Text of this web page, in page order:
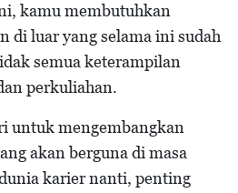
kamu membutuhkan
di luar yang selama ini sudah
semua keterampilan
perkuliahan.
untuk mengembangkan
akan berguna di masa
karier nanti, penting